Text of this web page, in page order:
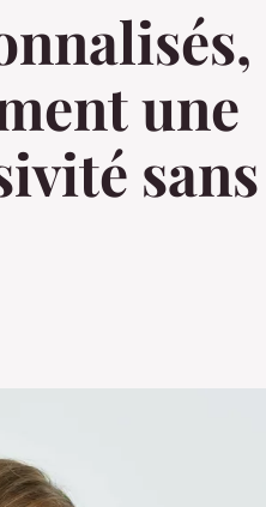
une
sans